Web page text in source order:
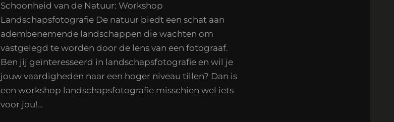
Schoonheid van de Natuur: Workshop
Landschapsfotografie De natuur biedt een schat aan
adembenemende landschappen die wachten om
vastgelegd te worden door de lens van een fotograaf.
Ben jij geïnteresseerd in landschapsfotografie en wil je
jouw vaardigheden naar een hoger niveau tillen? Dan is
een workshop landschapsfotografie misschien wel iets
voor jou!…